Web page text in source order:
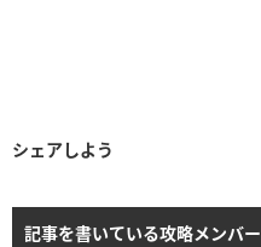
シェアしよう
記事を書いている攻略メンバー